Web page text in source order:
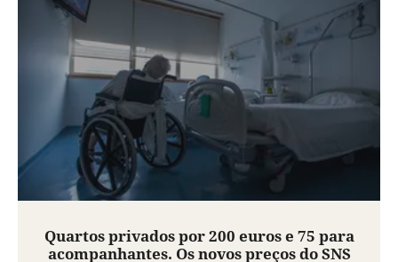
Quartos privados por 200 euros e 75 para
acompanhantes. Os novos preços do SNS